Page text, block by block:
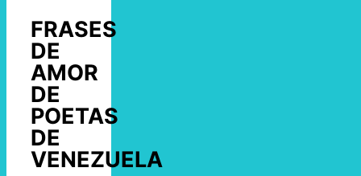
FRASES
DE
AMOR
DE
POETAS
DE
VENEZUELA